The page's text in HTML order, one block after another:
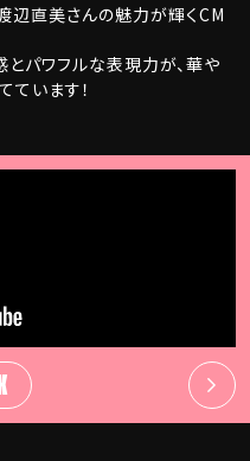
辺直美さんの魅力が輝くCM
パワフルな表現力が、華や
います！